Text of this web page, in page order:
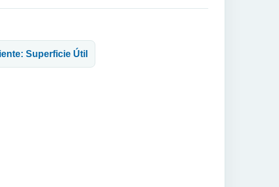
Superficie Útil